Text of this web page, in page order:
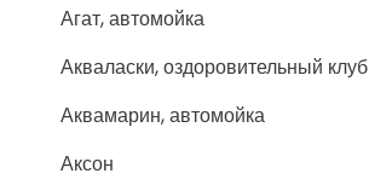
Агат, автомойка
Акваласки, оздоровительный клуб
Аквамарин, автомойка
Аксон